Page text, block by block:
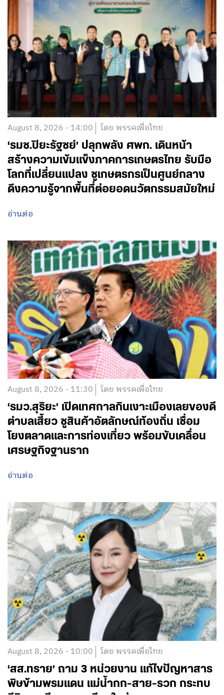
August 8, 2026 - 14:00 โดย พรรคเพื่อไทย
‘รมช.ปิยะรัฐชย์’ ปลุกพลัง ศพก. เดินหน้า
สร้างความเข้มแข็งภาคการเกษตรไทย รับมือ
โลกที่เปลี่ยนแปลง ชูเกษตรกรเป็นศูนย์กลาง
ดึงความรู้จากพื้นที่ต่อยอดนวัตกรรมสมัยใหม่
อ่านต่อ
August 8, 2026 - 11:30 โดย พรรคเพื่อไทย
‘รมว.สุริยะ’ เปิดเทศกาลกินเงาะเมืองเลยของดี
ตำบลเสี้ยว ชูสินค้าอัตลักษณ์ท้องถิ่น เชื่อม
โยงตลาดและการท่องเที่ยว พร้อมขับเคลื่อน
เศรษฐกิจฐานราก
อ่านต่อ
August 8, 2026 - 10:00 โดย พรรคเพื่อไทย
‘สส.ทราย’ ถาม 3 หน่วยงาน แก้ไขปัญหาสาร
พิษข้ามพรมแดน แม่น้ำกก-สาย-รวก กระทบ